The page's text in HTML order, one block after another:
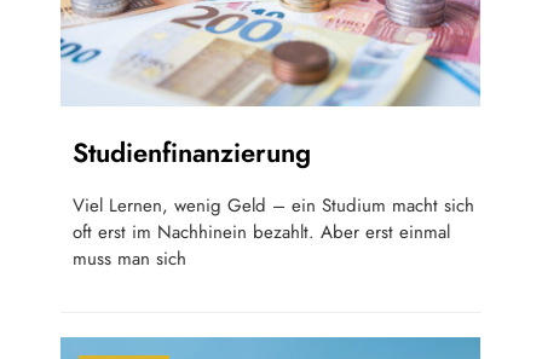
Studienfinanzierung
Viel Lernen, wenig Geld – ein Studium macht sich
oft erst im Nachhinein bezahlt. Aber erst einmal
muss man sich